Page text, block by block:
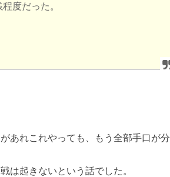
度だった。
あれこれやっても、もう全部手口が分
は起きないという話でした。